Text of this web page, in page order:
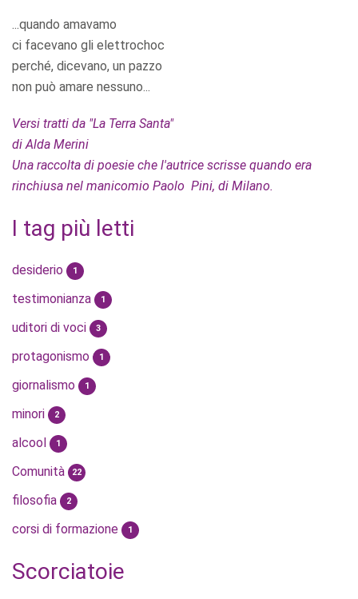
...quando amavamo
ci facevano gli elettrochoc
perché, dicevano, un pazzo
non può amare nessuno...
Versi tratti da "La Terra Santa"
di Alda Merini
Una raccolta di poesie che l'autrice scrisse quando era
rinchiusa nel manicomio Paolo Pini, di Milano.
I tag più letti
desiderio 1
testimonianza 1
uditori di voci 3
protagonismo 1
giornalismo 1
minori 2
alcool 1
Comunità 22
filosofia 2
corsi di formazione 1
Scorciatoie